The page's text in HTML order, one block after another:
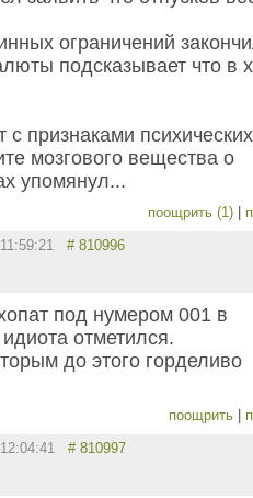
ограничений
подсказывает что в
с признаками психических
мозгового вещества о
упомянул...
поощрить (1)
# 810996
под нумером 001 в
отметился.
до этого горделиво
поощрить
# 810997